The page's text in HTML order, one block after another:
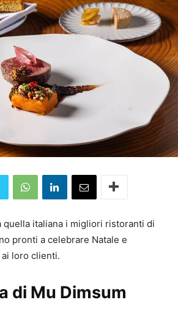
quella italiana i migliori ristoranti di
pronti a celebrare Natale e
loro clienti.
di Mu Dimsum